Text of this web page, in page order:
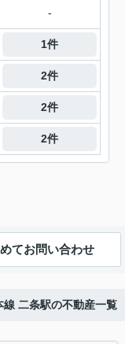
-
1件
2件
2件
2件
てお問い合わせ
線 二条駅の不動産一覧